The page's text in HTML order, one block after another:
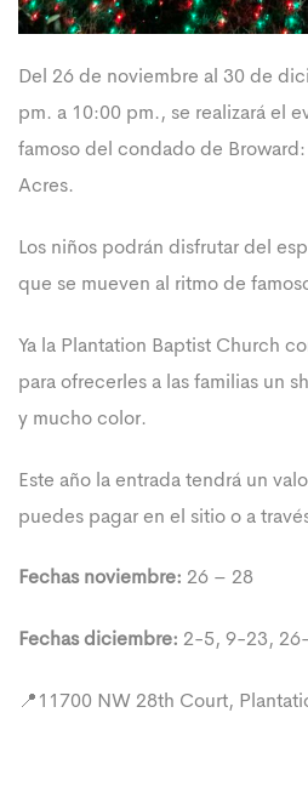
Del 26 de noviembre al 30 de
pm. a 10:00 pm., se realizará el
famoso del condado de
Acres.
Los niños podrán disfrutar del
que se mueven al ritmo de
Ya la Plantation Baptist Church
para ofrecerles a las familias un
y mucho color.
Este año la entrada tendrá un
puedes pagar en el sitio o a
Fechas noviembre: 26 – 28
Fechas diciembre: 2-5, 9-23,
📍11700 NW 28th Court,